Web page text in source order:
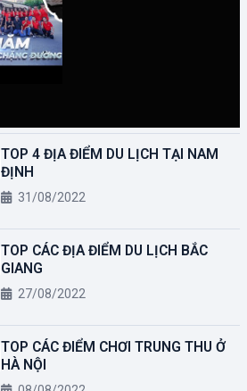
TOP 4 ĐỊA ĐIỂM DU LỊCH TẠI NAM
ĐỊNH
31/08/2022
TOP CÁC ĐỊA ĐIỂM DU LỊCH BẮC
GIANG
27/08/2022
TOP CÁC ĐIỂM CHƠI TRUNG THU Ở
HÀ NỘI